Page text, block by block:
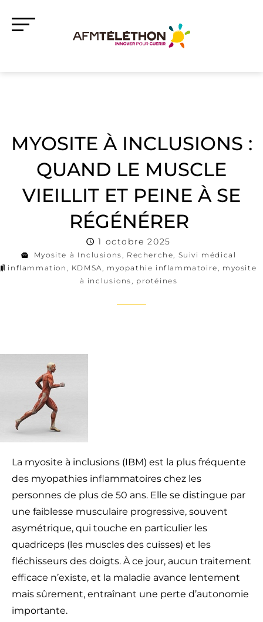
MYOSITE À INCLUSIONS :
QUAND LE MUSCLE
VIEILLIT ET PEINE À SE
RÉGÉNÉRER
1 octobre 2025
Myosite à Inclusions, Recherche, Suivi médical
inflammation , KDMSA, myopathie inflammatoire, myosite
à inclusions, protéines
La myosite à inclusions (IBM) est la plus fréquente
des myopathies inflammatoires chez les
personnes de plus de 50 ans. Elle se distingue par
une faiblesse musculaire progressive, souvent
asymétrique, qui touche en particulier les
quadriceps (les muscles des cuisses) et les
fléchisseurs des doigts. À ce jour, aucun traitement
efficace n’existe, et la maladie avance lentement
mais sûrement, entraînant une perte d’autonomie
importante.